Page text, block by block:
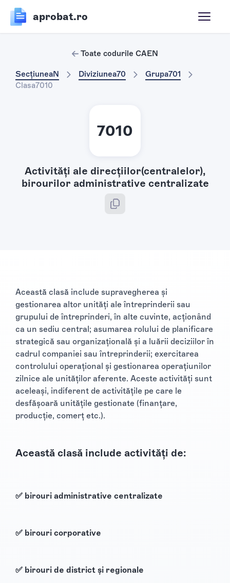
aprobat.ro
Toate codurile CAEN
SecțiuneaN Diviziunea70 Grupa701
Clasa7010
7010
Activităţi ale direcţiilor(centralelor),
birourilor administrative centralizate
Această clasă include supravegherea și
gestionarea altor unități ale întreprinderii sau
grupului de întreprinderi, în alte cuvinte, acționând
ca un sediu central; asumarea rolului de planificare
strategică sau organizațională și a luării deciziilor în
cadrul companiei sau întreprinderii; exercitarea
controlului operațional și gestionarea operațiunilor
zilnice ale unităților aferente. Aceste activități sunt
aceleași, indiferent de activitățile pe care le
desfășoară unitățile gestionate (finanțare,
producție, comerț etc.).
Această clasă include activități de:
✅ birouri administrative centralizate
✅ birouri corporative
✅ birouri de district și regionale